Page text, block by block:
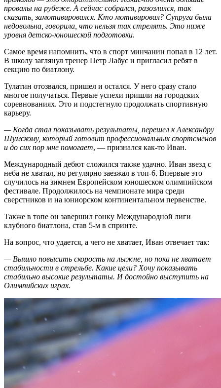
провалы на рубеже. А сейчас собрался, разозлился, так
сказать, замотивировался. Кто мотивировал? Супруга была
недовольна, говорила, что нельзя так стрелять. Это ниже
уровня детско‑юношеской подготовки.
Самое время напомнить, что в спорт минчанин попал в 12 лет.
В школу заглянул тренер Петр Лабус и пригласил ребят в
секцию по биатлону.
Тулатин отозвался, пришел и остался. У него сразу стало
многое получаться. Первые успехи пришли на городских
соревнованиях. Это и подстегнуло продолжать спортивную
карьеру.
— Когда стал показывать результаты, перешел к Александру
Шумскому, который готовит профессиональных спортсменов
и до сих пор мне помогает, — признался как-то Иван.
Международный дебют сложился также удачно. Иван звезд с
неба не хватал, но регулярно заезжал в топ-6. Впервые это
случилось на зимнем Европейском юношеском олимпийском
фестивале. Продолжилось на чемпионате мира среди
сверстников и на юниорском континентальном первенстве.
Также в топе он завершил гонку Международной лиги
клубного биатлона, став 5-м в спринте.
На вопрос, что удается, а чего не хватает, Иван отвечает так:
— Вышло повысить скорость на лыжне, но пока не хватает
стабильности в стрельбе. Какие цели? Хочу показывать
стабильно высокие результаты. И достойно выступить на
Олимпийских играх.